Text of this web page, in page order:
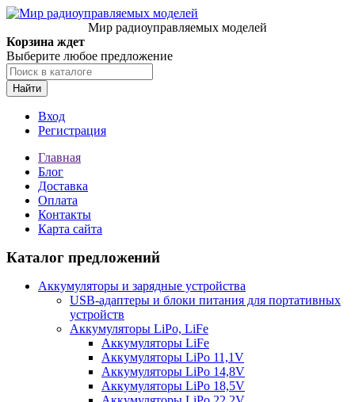
Мир радиоуправляемых моделей
Корзина ждет
Выберите любое предложение
Найти
Вход
Регистрация
Главная
Блог
Доставка
Оплата
Контакты
Карта сайта
Каталог предложений
Аккумуляторы и зарядные устройства
USB-адаптеры и блоки питания для портативных
устройств
Аккумуляторы LiPo, LiFe
Аккумуляторы LiFe
Аккумуляторы LiPo 11,1V
Аккумуляторы LiPo 14,8V
Аккумуляторы LiPo 18,5V